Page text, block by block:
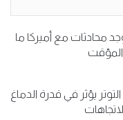
محادثات مع أميركا ما
المؤقت
يؤثر في قدرة الدماغ